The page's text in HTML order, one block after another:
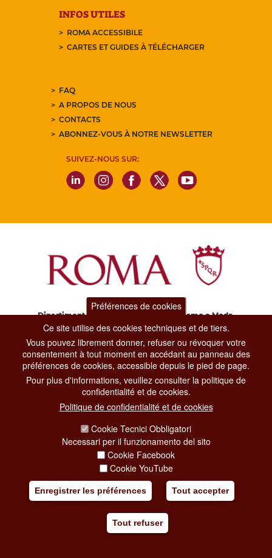
INFOS UTILES
ROMA ACCESSIBILE
CARTES ET GUIDES À TÉLÉCHARGER
FAQ
A PROPOS DE NOUS
CONTACTS
ABONNEZ-VOUS À NOTRE NEWSLETTER
SUIVEZ-NOUS SUR:
Dipartimento Grandi Eventi, Sport, Turismo e Moda.
Via di San Basilio, 51
00187 Roma
CONTACT CENTER TEL. 06 06 08
CONTATTA LA REDAZIONE
PRIVACY
SOCIAL MEDIA POLICY
CREDITS
COPYRIGHT
ESCLUSIONE DI RESPONSABILITÀ
Préférences de cookies
Ce site utilise des cookies techniques et de tiers.
Vous pouvez librement donner, refuser ou révoquer votre
consentement à tout moment en accédant au panneau des
préférences de cookies, accessible depuis le pied de page.
Pour plus d'informations, veuillez consulter la politique de
confidentialité et de cookies.
Politique de confidentialité et de cookies
Cookie Tecnici Obbligatori
Necessari per il funzionamento del sito
Cookie Facebook
Cookie YouTube
Enregistrer les préférences Tout accepter
Tout refuser